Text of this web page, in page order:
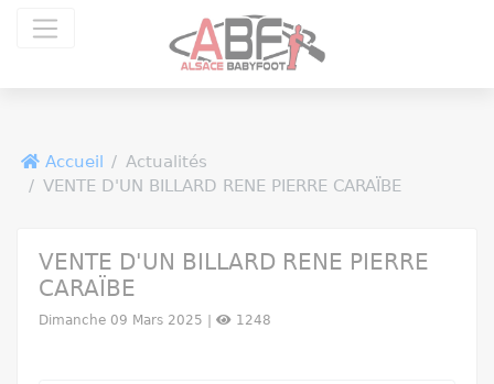
Accueil
Actualités
VENTE D'UN BILLARD RENE PIERRE CARAÏBE
VENTE D'UN BILLARD RENE PIERRE
CARAÏBE
Dimanche 09 Mars 2025 | 1248
Panneau de gestion des cookies